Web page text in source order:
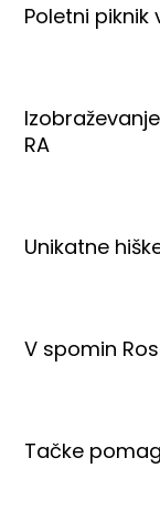
Poletni piknik
RA
Unikatne
V spomin
Tačke